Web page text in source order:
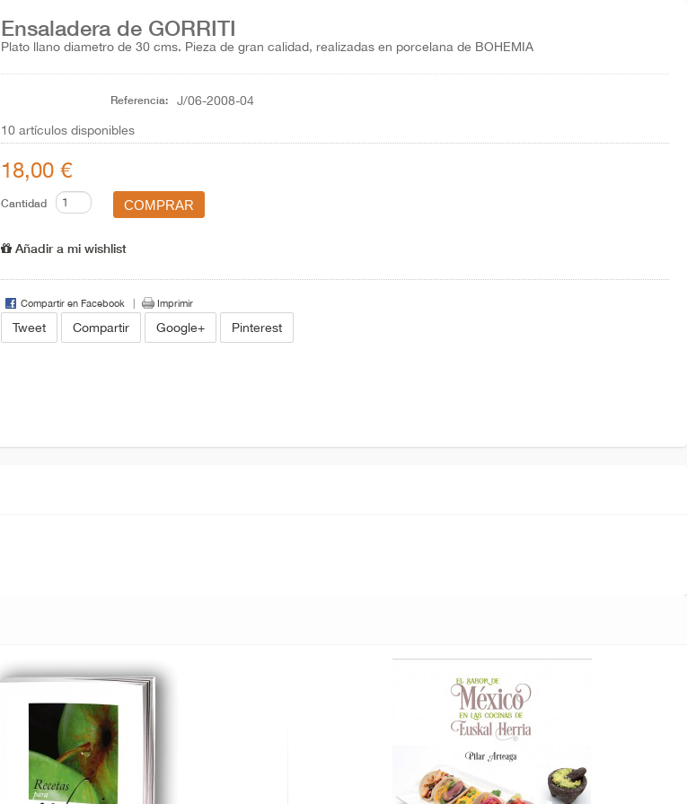
Ensaladera de GORRITI
Plato llano diametro de 30 cms. Pieza de gran calidad, realizadas en porcelana de BOHEMIA
Referencia: J/06-2008-04
10 artículos disponibles
18,00 €
Cantidad
Añadir a mi wishlist
Compartir en Facebook Imprimir
Tweet Compartir Google+ Pinterest